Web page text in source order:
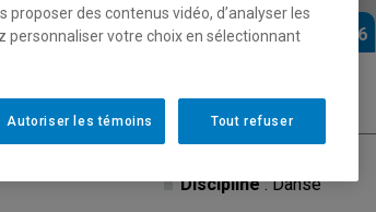
- Été 2026 Horaire - Automne 2026
Discipline: Danse
proposer des contenus vidéo, d’analyser les
votre choix en sélectionnant
Tout refuser
Autoriser les témoins